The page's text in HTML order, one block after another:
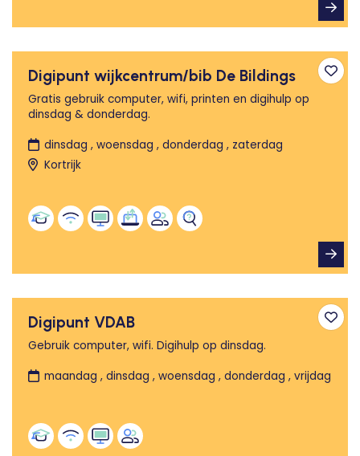
Digipunt wijkcentrum/bib De Bildings
Gratis gebruik computer, wifi, printen en digihulp op
dinsdag & donderdag.
dinsdag , woensdag , donderdag , zaterdag
Kortrijk
Digipunt VDAB
Gebruik computer, wifi. Digihulp op dinsdag.
maandag , dinsdag , woensdag , donderdag , vrijdag